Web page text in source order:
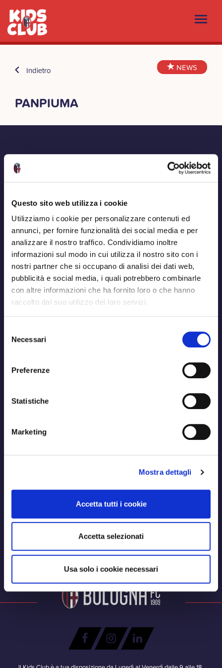
Questo sito web utilizza i cookie
Utilizziamo i cookie per personalizzare contenuti ed
annunci, per fornire funzionalità dei social media e per
analizzare il nostro traffico. Condividiamo inoltre
informazioni sul modo in cui utilizza il nostro sito con i
nostri partner che si occupano di analisi dei dati web,
pubblicità e social media, i quali potrebbero combinarle
con altre informazioni che ha fornito loro o che hanno
raccolto dal suo utilizzo dei loro servizi.
delNecessari
Preferenze
Statistiche
Marketing
Mostra dettagli
Accetta tutti i cookie
Accetta selezionati
Usa solo i cookie necessari
Indietro NEWS
PANPIUMA